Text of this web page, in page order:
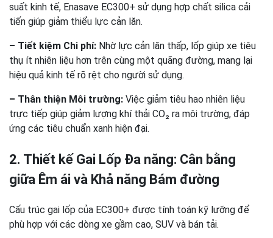
suất kinh tế, Enasave EC300+ sử dụng hợp chất silica cải
tiến giúp giảm thiểu lực cản lăn.
– Tiết kiệm Chi phí: Nhờ lực cản lăn thấp, lốp giúp xe tiêu
thụ ít nhiên liệu hơn trên cùng một quãng đường, mang lại
hiệu quả kinh tế rõ rệt cho người sử dụng.
– Thân thiện Môi trường: Việc giảm tiêu hao nhiên liệu
trực tiếp giúp giảm lượng khí thải CO₂ ra môi trường, đáp
ứng các tiêu chuẩn xanh hiện đại.
2. Thiết kế Gai Lốp Đa năng: Cân bằng
giữa Êm ái và Khả năng Bám đường
Cấu trúc gai lốp của EC300+ được tính toán kỹ lưỡng để
phù hợp với các dòng xe gầm cao, SUV và bán tải.